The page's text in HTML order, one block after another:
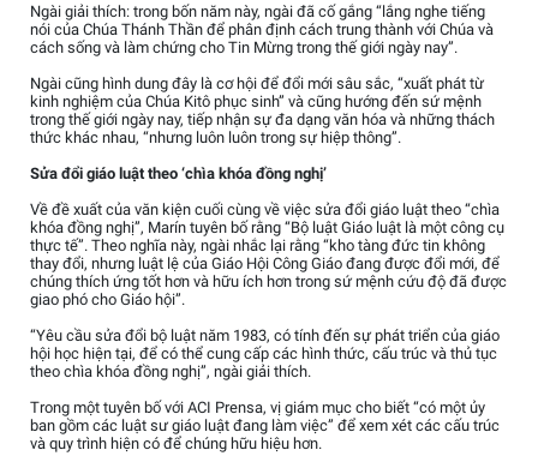
Ngài giải thích: trong bốn năm này, ngài đã cố gắng “lắng nghe tiếng
nói của Chúa Thánh Thần để phân định cách trung thành với Chúa và
cách sống và làm chứng cho Tin Mừng trong thế giới ngày nay”.
Ngài cũng hình dung đây là cơ hội để đổi mới sâu sắc, “xuất phát từ
kinh nghiệm của Chúa Kitô phục sinh” và cũng hướng đến sứ mệnh
trong thế giới ngày nay, tiếp nhận sự đa dạng văn hóa và những thách
thức khác nhau, “nhưng luôn luôn trong sự hiệp thông”.
Sửa đổi giáo luật theo ‘chìa khóa đồng nghị’
Về đề xuất của văn kiện cuối cùng về việc sửa đổi giáo luật theo “chìa
khóa đồng nghị”, Marín tuyên bố rằng “Bộ luật Giáo luật là một công cụ
thực tế”. Theo nghĩa này, ngài nhắc lại rằng “kho tàng đức tin không
thay đổi, nhưng luật lệ của Giáo Hội Công Giáo đang được đổi mới, để
chúng thích ứng tốt hơn và hữu ích hơn trong sứ mệnh cứu độ đã được
giao phó cho Giáo hội”.
“Yêu cầu sửa đổi bộ luật năm 1983, có tính đến sự phát triển của giáo
hội học hiện tại, để có thể cung cấp các hình thức, cấu trúc và thủ tục
theo chìa khóa đồng nghị”, ngài giải thích.
Trong một tuyên bố với ACI Prensa, vị giám mục cho biết “có một ủy
ban gồm các luật sư giáo luật đang làm việc” để xem xét các cấu trúc
và quy trình hiện có để chúng hữu hiệu hơn.